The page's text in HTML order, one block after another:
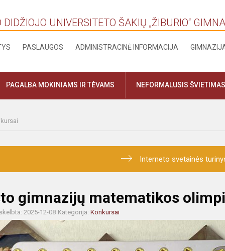
DIDŽIOJO UNIVERSITETO ŠAKIŲ „ŽIBURIO“
PASLAUGOS ADMINISTRACINĖ INFORMACIJA
PAGALBA MOKINIAMS IR TĖVAMS NEFORMALUSIS ŠVIETIMAS
Interneto svetainės
gimnazijų matematikos
2025-12-08 Kategorija: Konkursai